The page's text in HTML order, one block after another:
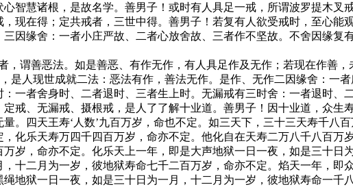
智慧诸根，是故名学。善男子！或时有人具足一戒，所谓波罗提木
现在得；定共戒者，三世中得。善男子！若复有人欲受戒时，至心能
因缘舍：一者小庄严故、二者心放舍故、三者作不坚故。不舍因缘复
，谓善恶法。如是善恶、有作无作，有人具足作及无作；若现在作善
是人现世成就二法：恶法有作，善法无作。是作、无作二因缘舍：一
一者舍身时、二者退时、三者生上时。无漏戒有三时舍：一者退时、
戒、无漏戒、摄根戒，是人了了解十业道。善男子！因十业道，众生
。四天王寿‘人数’九百万岁，命也不定。如三天下，三十三天寿千八
化乐天寿万四千四百万岁，命亦不定。他化自在天寿二万八千八百万
岁，命亦不定。化乐天上一年，即是大声地狱一日一夜，如是三十日
十二月为一岁，彼地狱寿命七千二百万岁，命亦不定。焰天一年，即
地狱一日一夜，如是三十日为一月，十二月为一岁，彼地狱寿命一千